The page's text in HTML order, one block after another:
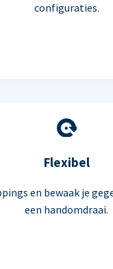
configuraties.
Flexibel
en bewaak je
een handomdraai.